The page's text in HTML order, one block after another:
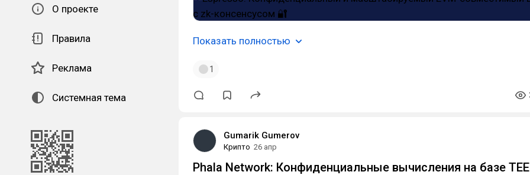
О проекте
Правила
Реклама
Системная тема
Показать полностью
1
Gumarik Gumerov
Крипто 26 апр
Phala Network: Конфиденциальные вычисления на базе TEE